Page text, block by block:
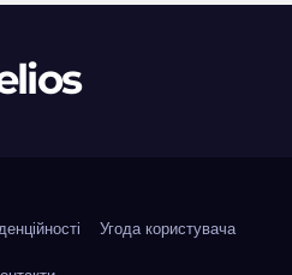
Угода користувача